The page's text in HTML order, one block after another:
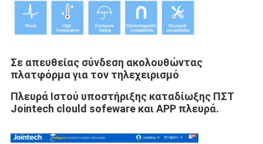
Σε απευθείας σύνδεση ακολουθώντας
πλατφόρμα για τον τηλεχειρισμό
Πλευρά Ιστού υποστήριξης καταδίωξης ΠΣΤ
Jointech clould sofeware και APP πλευρά.